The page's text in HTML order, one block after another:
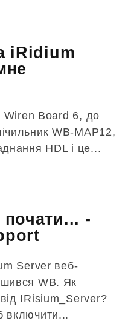
iRidium
Wiren Board 6, до
WB-MAP12,
HDL і це...
почати... -
Server веб-
WB. Як
IRisium_Server?
включити...